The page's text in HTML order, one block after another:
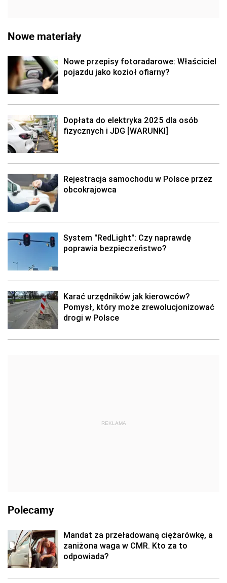
Nowe materiały
Nowe przepisy fotoradarowe: Właściciel
pojazdu jako kozioł ofiarny?
Dopłata do elektryka 2025 dla osób
fizycznych i JDG [WARUNKI]
Rejestracja samochodu w Polsce przez
obcokrajowca
System "RedLight": Czy naprawdę
poprawia bezpieczeństwo?
Karać urzędników jak kierowców?
Pomysł, który może zrewolucjonizować
drogi w Polsce
REKLAMA
Polecamy
Mandat za przeładowaną ciężarówkę, a
zaniżona waga w CMR. Kto za to
odpowiada?